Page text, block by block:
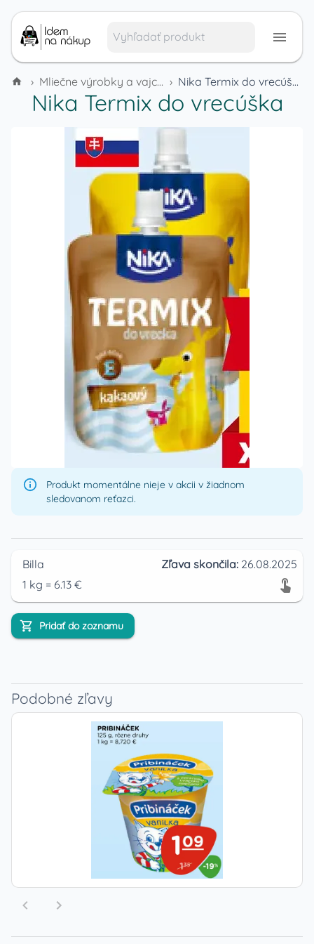
› Mliečne výrobky a vajcia › Nika Termix do vrecúška
Nika Termix do vrecúška
Produkt momentálne nieje v akcii v žiadnom
sledovanom reťazci.
Billa Zľava skončila: 26.08.2025
1 kg = 6.13 €
Pridať do zoznamu
Podobné zľavy